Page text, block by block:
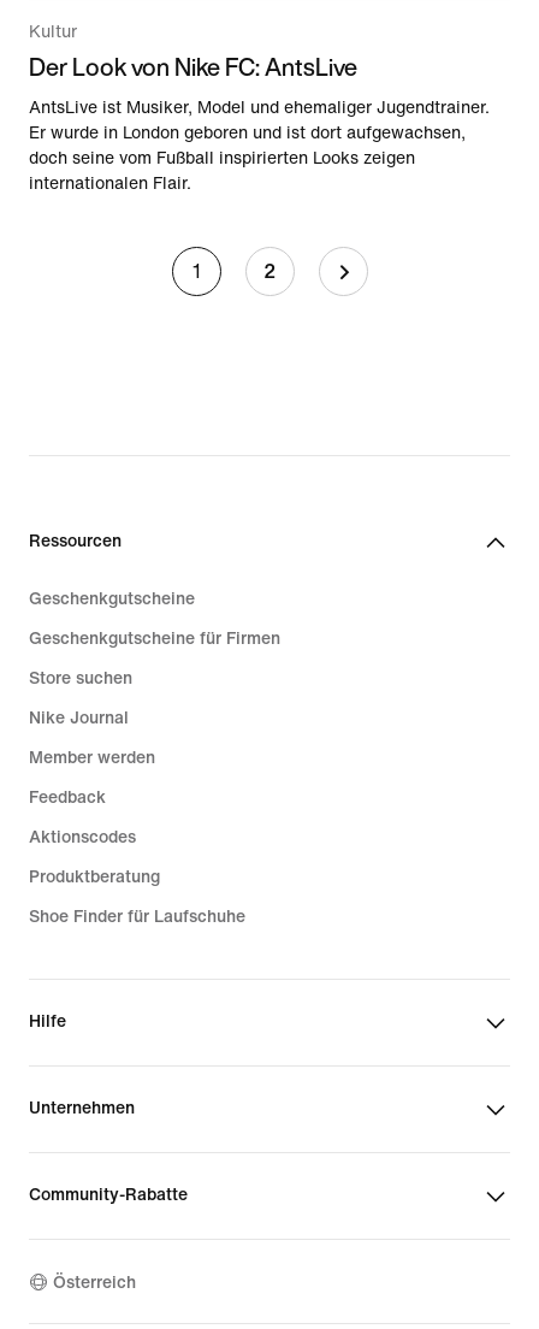
Kultur
Der Look von Nike FC: AntsLive
AntsLive ist Musiker, Model und ehemaliger Jugendtrainer.
Er wurde in London geboren und ist dort aufgewachsen,
doch seine vom Fußball inspirierten Looks zeigen
internationalen Flair.
1 2
Ressourcen
Geschenkgutscheine
Geschenkgutscheine für Firmen
Store suchen
Nike Journal
Member werden
Feedback
Aktionscodes
Produktberatung
Shoe Finder für Laufschuhe
Hilfe
Unternehmen
Community-Rabatte
Österreich